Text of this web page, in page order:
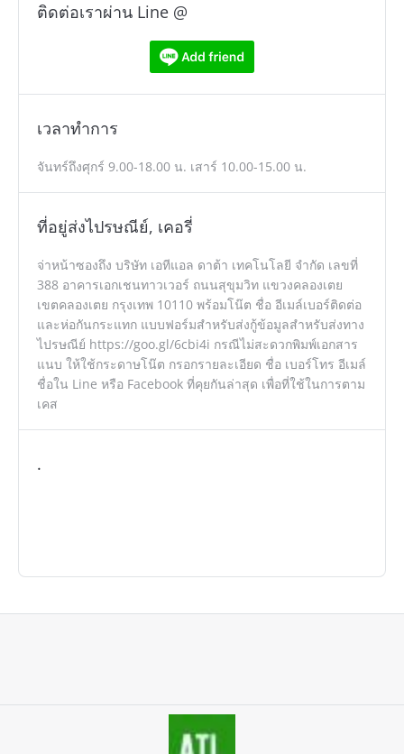
ติดต่อเราผ่าน Line @
เวลาทำการ
จันทร์ถึงศุกร์ 9.00-18.00 น. เสาร์ 10.00-15.00 น.
ที่อยู่ส่งไปรษณีย์, เคอรี่
จ่าหน้าซองถึง บริษัท เอทีแอล ดาต้า เทคโนโลยี จำกัด เลขที่
388 อาคารเอกเชนทาวเวอร์ ถนนสุขุมวิท แขวงคลองเตย
เขตคลองเตย กรุงเทพ 10110 พร้อมโน๊ต ชื่อ อีเมล์เบอร์ติดต่อ
และห่อกันกระแทก แบบฟอร์มสำหรับส่งกู้ข้อมูลสำหรับส่งทาง
ไปรษณีย์ https://goo.gl/6cbi4i กรณีไม่สะดวกพิมพ์เอกสาร
แนบ ให้ใช้กระดาษโน๊ต กรอกรายละเอียด ชื่อ เบอร์โทร อีเมล์
ชื่อใน Line หรือ Facebook ที่คุยกันล่าสุด เพื่อที่ใช้ในการตาม
เคส
.